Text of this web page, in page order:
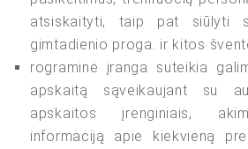
atsiskaityti, taip pat siūlyti
gimtadienio proga. ir kitos
rograminė įranga suteikia
apskaitą sąveikaujant su
apskaitos įrenginiais,
informaciją apie kiekvieną